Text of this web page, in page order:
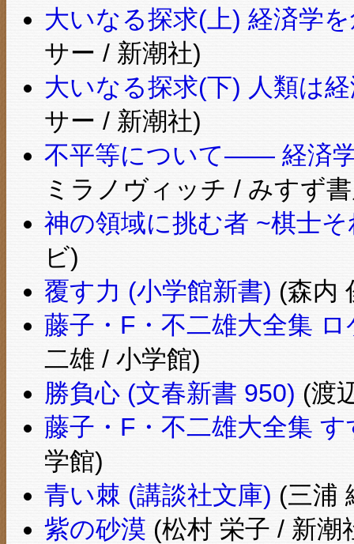
大いなる探求(上) 経済学
サー / 新潮社)
大いなる探求(下) 人類は
サー / 新潮社)
不平等について―― 経済
ミラノヴィッチ / みすず
神の領域に挑む者 ~棋士
ビ)
覆す力 (小学館新書) (森内
藤子・F・不二雄大全集
二雄 / 小学館)
勝負心 (文春新書 950) (渡
藤子・F・不二雄大全集
学館)
青い棘 (講談社文庫) (三浦
紫の砂漠 (松村 栄子 / 新潮